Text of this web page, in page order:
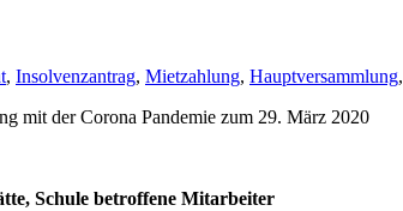
, Insolvenzantrag, Mietzahlung, Hauptversammlung,
mit der Corona Pandemie zum 29. März 2020
Schule betroffene Mitarbeiter